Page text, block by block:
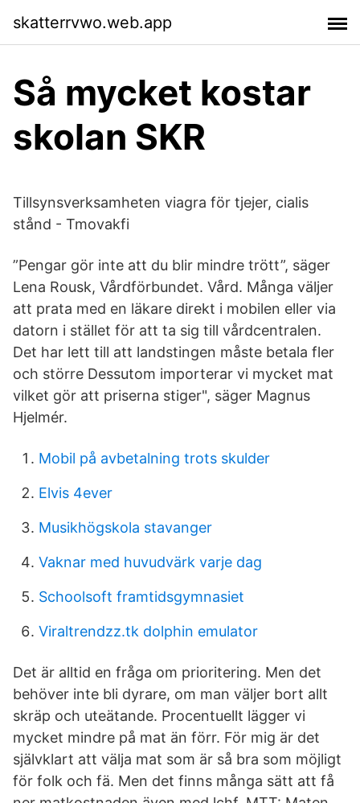
skatterrvwo.web.app
Så mycket kostar
skolan SKR
Tillsynsverksamheten viagra för tjejer, cialis
stånd - Tmovakfi
”Pengar gör inte att du blir mindre trött”, säger
Lena Rousk, Vårdförbundet. Vård. Många väljer
att prata med en läkare direkt i mobilen eller via
datorn i stället för att ta sig till vårdcentralen.
Det har lett till att landstingen måste betala fler
och större Dessutom importerar vi mycket mat
vilket gör att priserna stiger", säger Magnus
Hjelmér.
Mobil på avbetalning trots skulder
Elvis 4ever
Musikhögskola stavanger
Vaknar med huvudvärk varje dag
Schoolsoft framtidsgymnasiet
Viraltrendzz.tk dolphin emulator
Det är alltid en fråga om prioritering. Men det
behöver inte bli dyrare, om man väljer bort allt
skräp och uteätande. Procentuellt lägger vi
mycket mindre på mat än förr. För mig är det
självklart att välja mat som är så bra som möjligt
för folk och fä. Men det finns många sätt att få